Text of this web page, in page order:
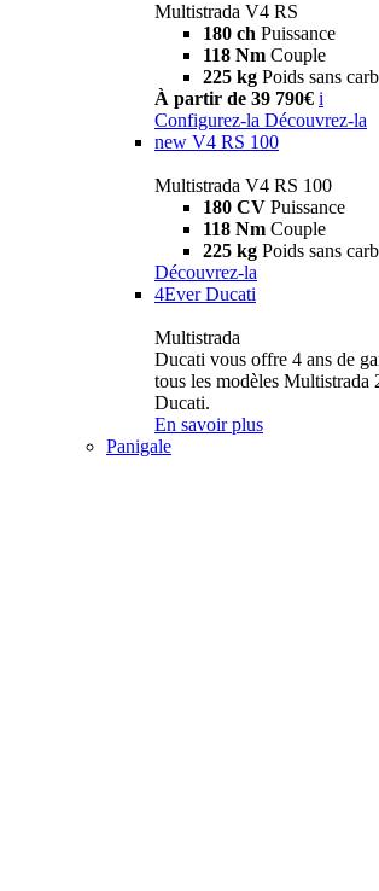
Multistrada V4 RS
180 ch Puissance
118 Nm Couple
225 kg Poids sans
À partir de 39 790€ i
Configurez-la Découvrez-la
new V4 RS 100
Multistrada V4 RS 100
180 CV Puissance
118 Nm Couple
225 kg Poids sans
Découvrez-la
4Ever Ducati
Multistrada
Ducati vous offre 4 ans de
tous les modèles Multistrada
Ducati.
En savoir plus
Panigale